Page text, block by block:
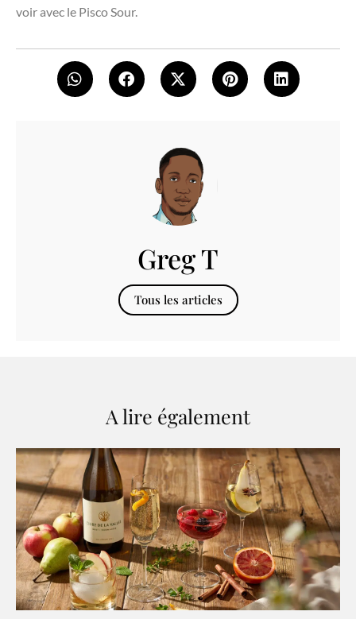
voir avec le Pisco Sour.
Greg T
Tous les articles
A lire également